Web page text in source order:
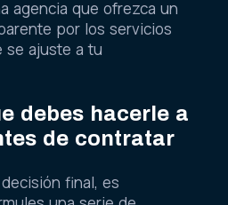
agencia que ofrezca un
por los servicios
se ajuste a tu
debes hacerle a
de contratar
final, es